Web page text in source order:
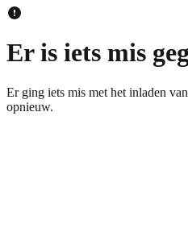
Er is iets mis
Er ging iets mis met het inladen
opnieuw.